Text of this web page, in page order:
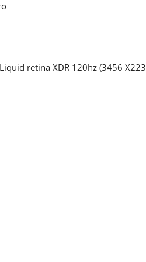
retina XDR 120hz (3456